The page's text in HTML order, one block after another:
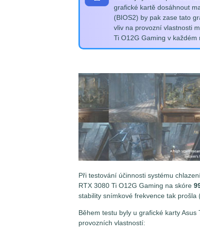
grafické kartě dosáhnout
(BIOS2) by pak zase tato
vliv na provozní vlastnosti
Ti O12G Gaming v každém
Při testování účinnosti systému
RTX 3080 Ti O12G Gaming na skóre
stability snímkové frekvence tak prošla
Během testu byly u grafické karty
provozních vlastností: